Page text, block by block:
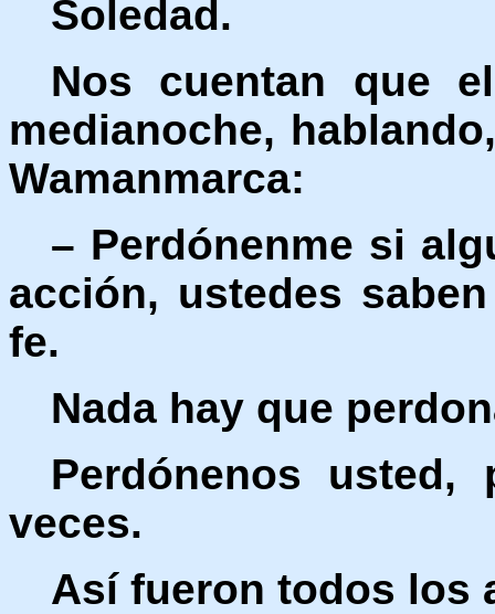
Soledad.
Nos cuentan que
medianoche,
Wamanmarca:
– Perdónenme si
acción, ustedes
fe.
Nada hay que
Perdónenos usted,
veces.
Así fueron todos los